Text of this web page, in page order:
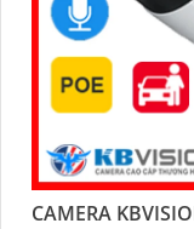
CAMERA